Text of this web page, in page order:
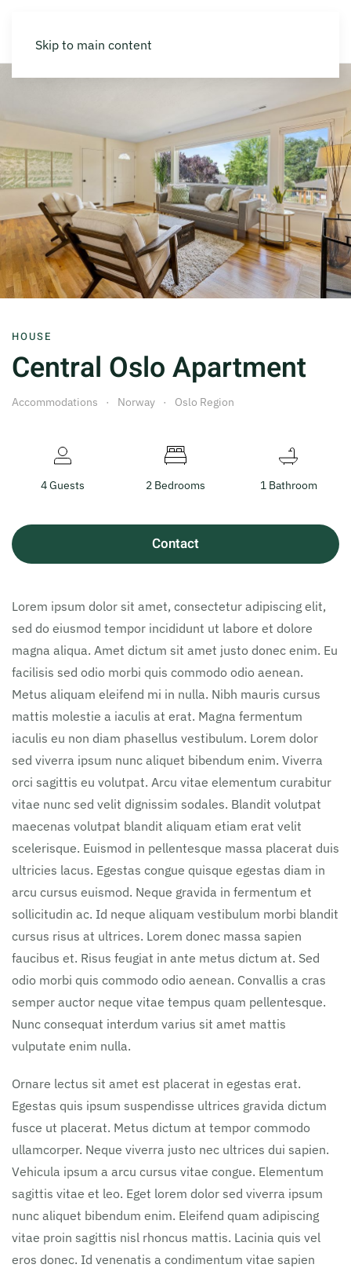
Skip to main content
HOUSE
Central Oslo Apartment
Accommodations Norway Oslo Region
4 Guests 2 Bedrooms 1 Bathroom
Contact
Lorem ipsum dolor sit amet, consectetur adipiscing elit,
sed do eiusmod tempor incididunt ut labore et dolore
magna aliqua. Amet dictum sit amet justo donec enim. Eu
facilisis sed odio morbi quis commodo odio aenean.
Metus aliquam eleifend mi in nulla. Nibh mauris cursus
mattis molestie a iaculis at erat. Magna fermentum
iaculis eu non diam phasellus vestibulum. Lorem dolor
sed viverra ipsum nunc aliquet bibendum enim. Viverra
orci sagittis eu volutpat. Arcu vitae elementum curabitur
vitae nunc sed velit dignissim sodales. Blandit volutpat
maecenas volutpat blandit aliquam etiam erat velit
scelerisque. Euismod in pellentesque massa placerat duis
ultricies lacus. Egestas congue quisque egestas diam in
arcu cursus euismod. Neque gravida in fermentum et
sollicitudin ac. Id neque aliquam vestibulum morbi blandit
cursus risus at ultrices. Lorem donec massa sapien
faucibus et. Risus feugiat in ante metus dictum at. Sed
odio morbi quis commodo odio aenean. Convallis a cras
semper auctor neque vitae tempus quam pellentesque.
Nunc consequat interdum varius sit amet mattis
vulputate enim nulla.
Ornare lectus sit amet est placerat in egestas erat.
Egestas quis ipsum suspendisse ultrices gravida dictum
fusce ut placerat. Metus dictum at tempor commodo
ullamcorper. Neque viverra justo nec ultrices dui sapien.
Vehicula ipsum a arcu cursus vitae congue. Elementum
sagittis vitae et leo. Eget lorem dolor sed viverra ipsum
nunc aliquet bibendum enim. Eleifend quam adipiscing
vitae proin sagittis nisl rhoncus mattis. Lacinia quis vel
eros donec. Id venenatis a condimentum vitae sapien